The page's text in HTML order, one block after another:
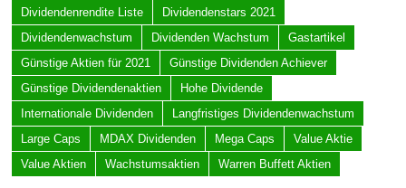
Dividendenrendite Liste
Dividendenstars 2021
Dividendenwachstum
Dividenden Wachstum
Gastartikel
Günstige Aktien für 2021
Günstige Dividenden Achiever
Günstige Dividendenaktien
Hohe Dividende
Internationale Dividenden
Langfristiges Dividendenwachstum
Large Caps
MDAX Dividenden Mega Caps
Value Aktie
Value Aktien
Wachstumsaktien Warren Buffett Aktien